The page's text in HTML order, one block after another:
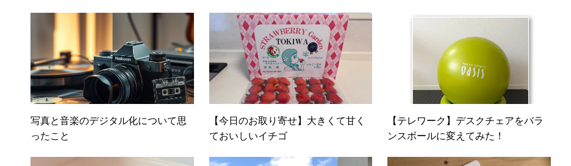
写真と音楽のデジタル化について思
ったこと
【今日のお取り寄せ】大きくて甘く
ておいしいイチゴ
【テレワーク】デスクチェアをバラ
ンスボールに変えてみた！